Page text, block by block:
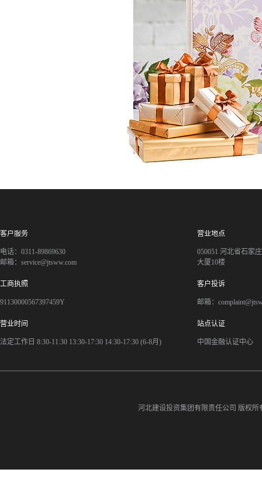
客户服务
电话：0311-89869630
邮箱：service@jtsww.com
营业地点
050051 河北省石家
大厦10楼
工商执照
91130000567397459Y
客户投诉
邮箱：
营业时间
法定工作日 8:30-11:30 13:30-17:30 14:30-17:30 (6-8月)
站点认证
中国金融认证中心
河北建设投资集团有限责任公司 版权所